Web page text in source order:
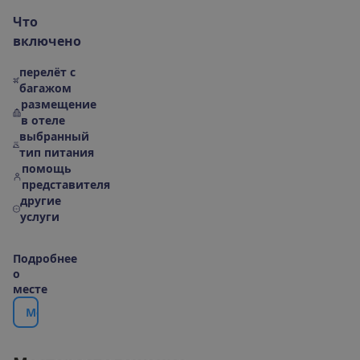
Что
включено
перелёт с
багажом
размещение
в отеле
выбранный
тип питания
помощь
представителя
другие
услуги
Подробнее
о
месте
Ме